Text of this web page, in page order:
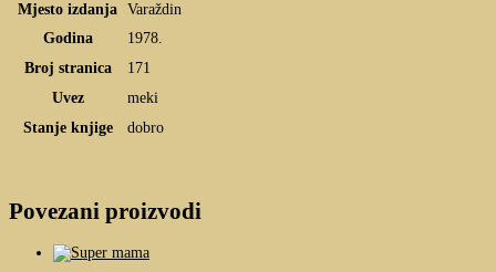
Mjesto izdanja Varaždin
Godina
1978.
Broj stranica
171
Uvez
meki
Stanje knjige
dobro
Povezani proizvodi